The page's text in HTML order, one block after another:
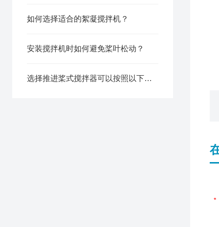
如何选择适合的絮凝搅拌机？
安装搅拌机时如何避免桨叶松动？
选择推进桨式搅拌器可以按照以下方面考虑